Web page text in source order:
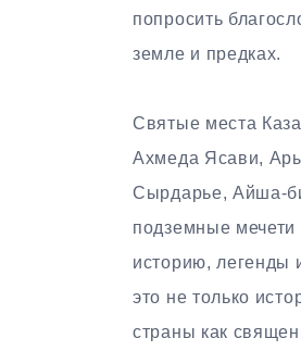
попросить
земле и предках.
Святые места
Ахмеда Ясави,
Сырдарье, Айша-
подземные мечети
историю, легенды
это не только
страны как